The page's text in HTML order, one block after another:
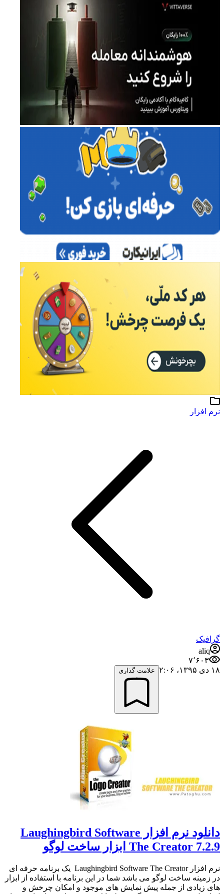
نرم افزار
گرافیک
aliq
۷٬۶۰۳
۱۸ دی ۱۳۹۵،‏ ۲:۰۶
علامت گذاری
دانلود نرم افزار Laughingbird Software
The Creator 7.2.9 ابزار ساخت لوگو
نرم افزار Laughingbird Software The Creator یک برنامه حرفه ای
در زمینه ساخت لوگو می باشد شما در این برنامه با استفاده از ابزار
های زیادی از جمله پیش نمایش های موجود و امکان چرخش و